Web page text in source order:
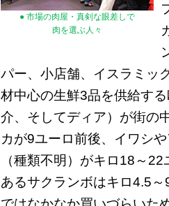
● 市場の肉屋・真剣な眼差しで
肉を選ぶ人々
パー、小店舗、イスラミッ
材中心の生鮮3品を供給す
介、そしてディア）が街の
カが9ユーロ前後、イワシ
（種類不明）がキロ18～
あるサクランボはキロ4.5